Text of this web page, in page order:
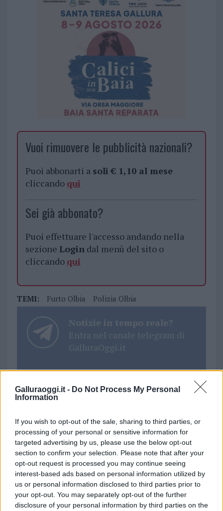
Galluraoggi.it - Do Not Process My Personal
Information
If you wish to opt-out of the sale, sharing to third parties, or
processing of your personal or sensitive information for
targeted advertising by us, please use the below opt-out
section to confirm your selection. Please note that after your
opt-out request is processed you may continue seeing
interest-based ads based on personal information utilized by
us or personal information disclosed to third parties prior to
your opt-out. You may separately opt-out of the further
disclosure of your personal information by third parties on the
Vuoi rimuovere le pubblicità nazionali?
Puoi abbonarti a soli € 1,10 al mese
cliccando qui
Sei già abbonato?
Puoi effettuare l'accesso andando nella
sezione Logindal menù del sito o
cliccando qui
TEMI: Furto Olbia Polizia Olbia
Notizie in tempo reale?
Entra nel canale telegram di
GalluraOggi.it
Inviaci le tue segnalazioni,
Su WhatsApp al numero +39
345 356 7512
Ricevi le nostre ultime news